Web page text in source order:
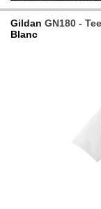
Gildan GN180 -
Blanc